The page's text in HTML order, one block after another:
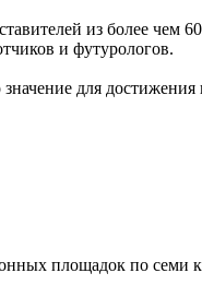
из более чем
и футурологов.
для
площадок по семи